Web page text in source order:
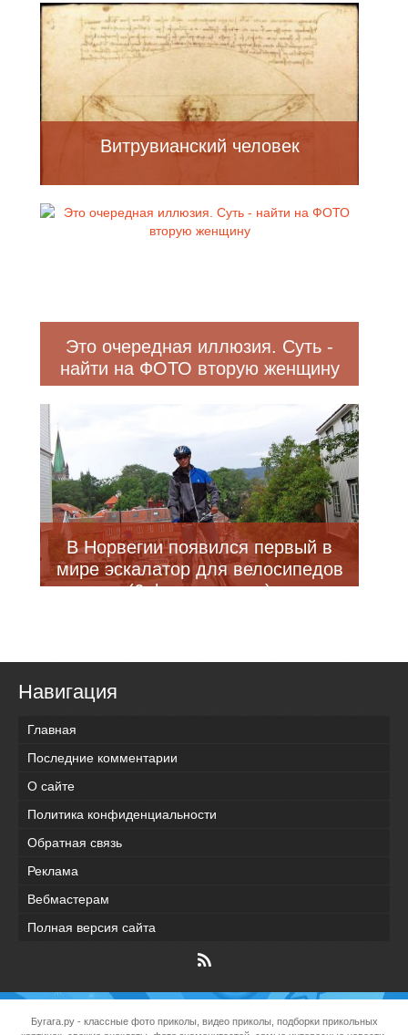
Витрувианский человек
Это очередная иллюзия. Суть -
найти на ФОТО вторую женщину
В Норвегии появился первый в
мире эскалатор для велосипедов
(6 фото + видео)
Навигация
Главная
Последние комментарии
О сайте
Политика конфиденциальности
Обратная связь
Реклама
Вебмастерам
Полная версия сайта
Бугага.ру- классные фото приколы, видео приколы, подборки прикольных